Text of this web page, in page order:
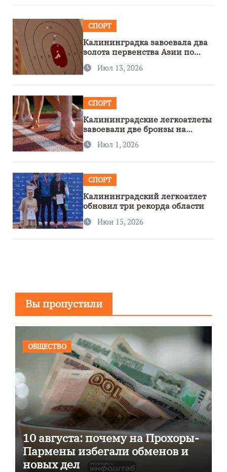
СПОРТ
Калининградка завоевала два
золота первенства Азии по
метанию ножа
Июл 13, 2026
СПОРТ
Калининградские легкоатлеты
завоевали две бронзы на
первенстве России
Июл 1, 2026
СПОРТ
Калининградский легкоатлет
обновил три рекорда области
Июн 15, 2026
Вы пропустили
ОБЩЕСТВО
10 августа: почему на Прохоры-
Пармены избегали обменов и
новых дел